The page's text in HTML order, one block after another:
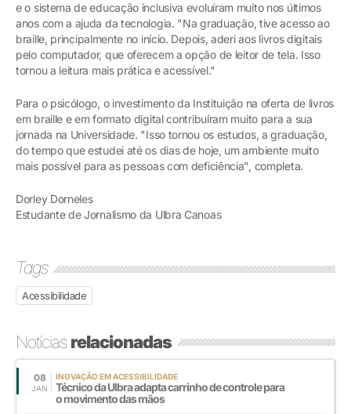
e o sistema de educação inclusiva evoluíram muito nos últimos
anos com a ajuda da tecnologia. "Na graduação, tive acesso ao
braille, principalmente no início. Depois, aderi aos livros digitais
pelo computador, que oferecem a opção de leitor de tela. Isso
tornou a leitura mais prática e acessível."
Para o psicólogo, o investimento da Instituição na oferta de livros
em braille e em formato digital contribuíram muito para a sua
jornada na Universidade. "Isso tornou os estudos, a graduação,
do tempo que estudei até os dias de hoje, um ambiente muito
mais possível para as pessoas com deficiência", completa.
Dorley Dorneles
Estudante de Jornalismo da Ulbra Canoas
Tags
Acessibilidade
Notíciasrelacionadas
08
JAN
INOVAÇÃO EM ACESSIBILIDADE
Técnico da Ulbra adapta carrinho de controle para
o movimento das mãos